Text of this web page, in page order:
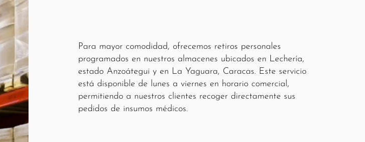
Para mayor comodidad, ofrecemos retiros personales
programados en nuestros almacenes ubicados en Lechería,
estado Anzoátegui y en La Yaguara, Caracas. Este servicio
está disponible de lunes a viernes en horario comercial,
permitiendo a nuestros clientes recoger directamente sus
pedidos de insumos médicos.